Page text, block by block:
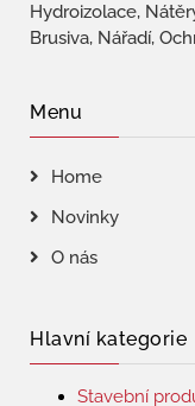
Hydroizolace,
Brusiva, Nářadí,
Menu
Home
Novinky
O nás
Hlavní kategorie
Stavební